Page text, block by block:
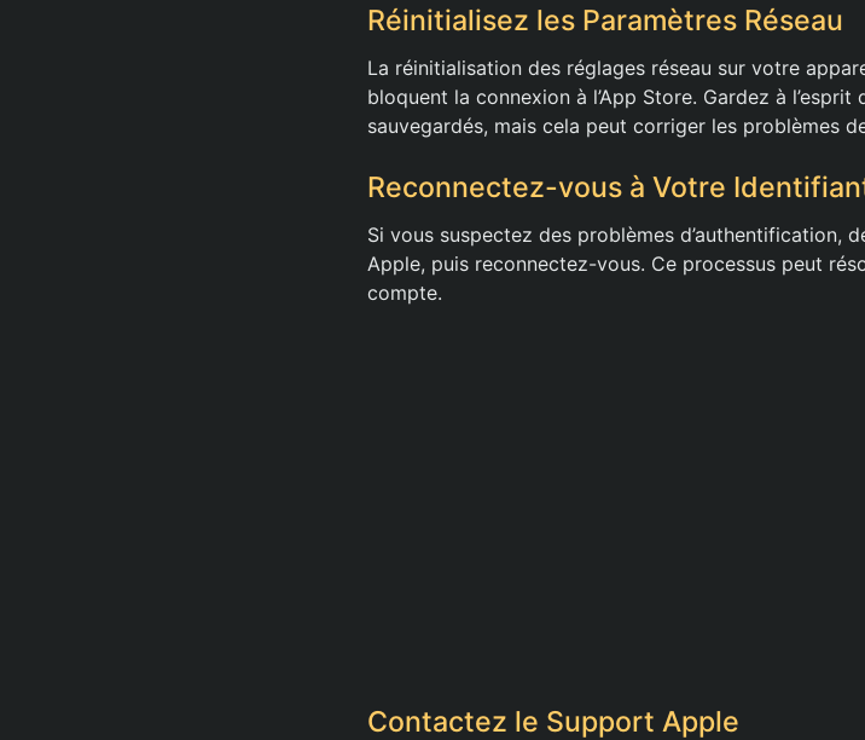
Réinitialisez les Paramètres Réseau
La réinitialisation des réglages réseau sur votre
bloquent la connexion à l’App Store. Gardez à
sauvegardés, mais cela peut corriger les problèmes
Reconnectez-vous à Votre
Si vous suspectez des problèmes d’authentification,
Apple, puis reconnectez-vous. Ce processus peut
compte.
Contactez le Support Apple